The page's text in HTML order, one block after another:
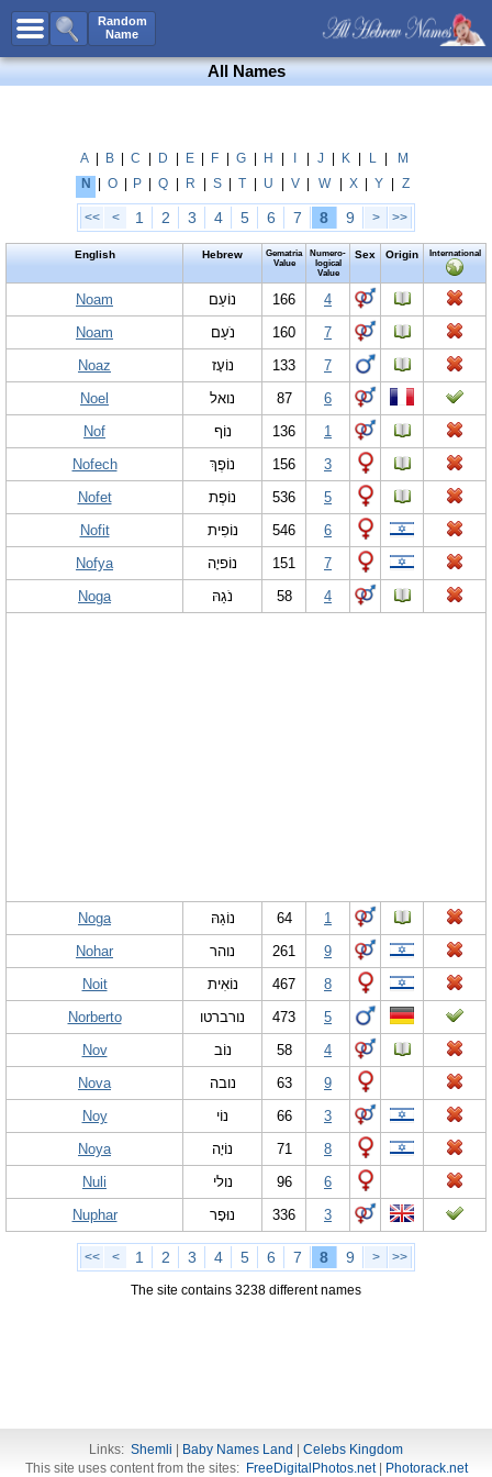
Random
Name
All Names
Boy Names
Unisex Names
Popular Names
Unique Names
Celebs B. DaysNew!
Numerology
All Names
A B C D E F G H J K L
M
N
O P Q R S T U V W X Y Z
<< < 1 2 3 4 5 6 7 8 9 > >>
English Hebrew
Gematria
Value
Numero-
logical
Value
Sex Origin International
Noam נוֹעַם 166
4
Noam
נֹעַם 160
7
Noaz
נוֹעָז 133
7
Noel
נואל 87
6
Nof
נוֹף 136
1
Nofech
נוֹפֶךְ 156
3
Nofet
נוֹפֶת 536
5
Nofit
נוֹפִית 546
6
Nofya
נוֹפיָה 151
7
Noga
נֹגַהּ 58 4
Noga נוֹגַהּ 64
1
Nohar
נוהר 261
9
Noit
נוֹאִית 467
8
Norberto
נורברטו 473
5
Nov
נוֹב 58
4
Nova
נובה 63
9
Noy
נוֹי 66
3
Noya
נוֹיָה 71
8
Nuli
נולי 96
6
Nuphar
נוּפָר 336 3
<< < 1 2 3 4 5 6 7 8 9 > >>
The site contains 3238 different names
Links: Shemli Baby Names Land
Celebs Kingdom
This site uses content from the sites: FreeDigitalPhotos.net| Photorack.net